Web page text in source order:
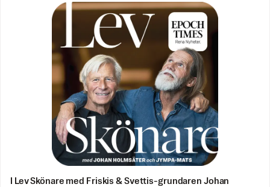
I Lev Skönare med Friskis & Svettis-grundaren Johan